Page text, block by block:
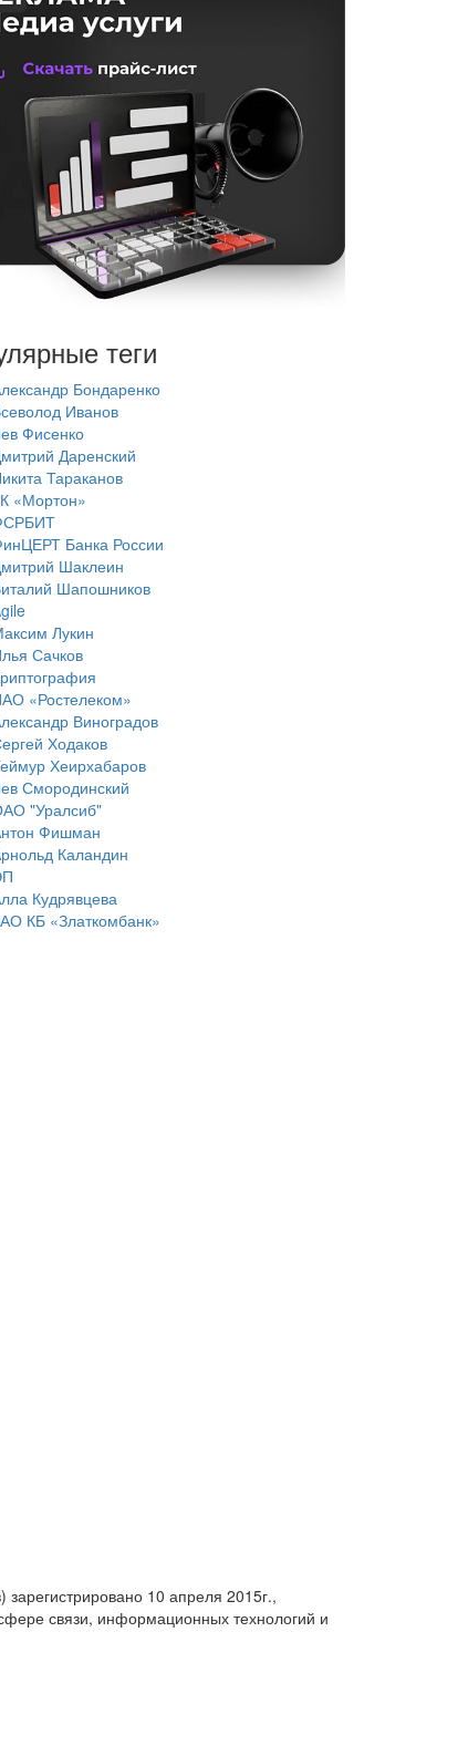
теги
Бондаренко
Иванов
Фисенко
Даренский
Тараканов
«Мортон»
Банка России
Шаклеин
Шапошников
Лукин
Сачков
«Ростелеком»
Виноградов
Ходаков
Хеирхабаров
Смородинский
"Уралсиб"
Фишман
Каландин
Кудрявцева
КБ «Златкомбанк»
10 апреля 2015г.,
связи, информационных технологий и